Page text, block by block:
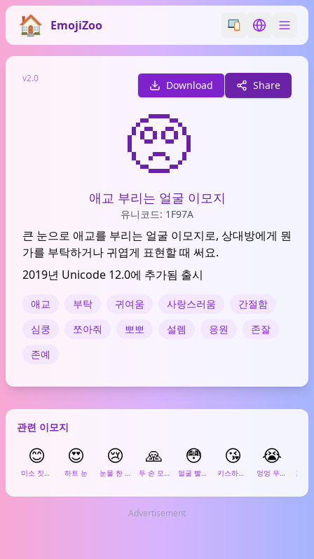
EmojiZoo Switch emoji
Switch
v2.0
Download Share
🥺
애교 부리는 얼굴 이모지
유니코드: 1F97A
큰 눈으로 애교를 부리는 얼굴 이모지로, 상대방에게 뭔
가를 부탁하거나 귀엽게 표현할 때 써요.
2019년 Unicode 12.0에 추가됨 출시
애교 부탁 귀여움 사랑스러움
간절함
심쿵
쪼아줘 뽀뽀 설렘 응원
존잘
존예
관련 이모지
😊
미소 짓는 얼굴
😍
하트 눈
😢
눈물 한 방울
🙏
두 손 모음
😳
얼굴 빨개짐
😘
키스하는 얼굴
😭
엉엉 우는 얼굴
Advertisement